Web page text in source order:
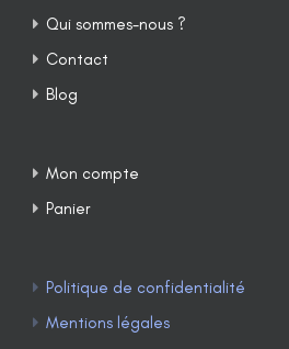
Qui sommes-nous ?
Contact
Blog
Mon compte
Panier
Politique de confidentialité
Mentions légales